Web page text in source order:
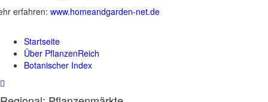
erfahren: www.homeandgarden-net.de
Startseite
Über PflanzenReich
Botanischer Index